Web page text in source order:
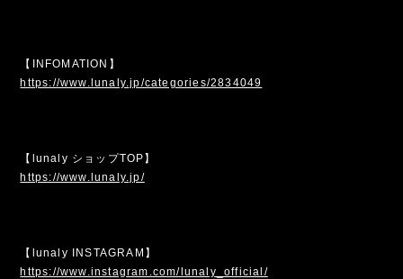
【INFOMATION】
https://www.lunaly.jp/categories/2834049
【lunaly ショップTOP】
https://www.lunaly.jp/
【lunaly INSTAGRAM】
https://www.instagram.com/lunaly_official/